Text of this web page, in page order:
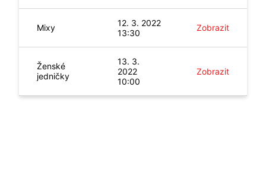
Mixy
12. 3. 2022
13:30
Zobrazit
Ženské
jedničky
13. 3.
2022
10:00
Zobrazit